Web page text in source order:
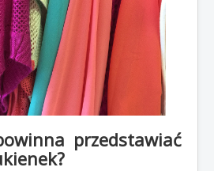
przedstawiać